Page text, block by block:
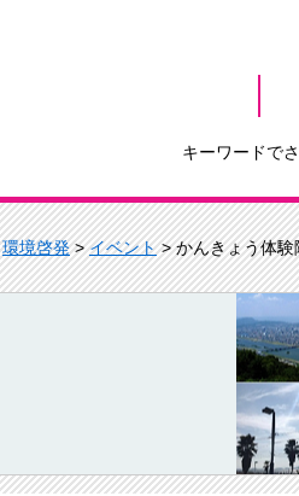
キーワードで
環境啓発>イベント> かんきょう体験